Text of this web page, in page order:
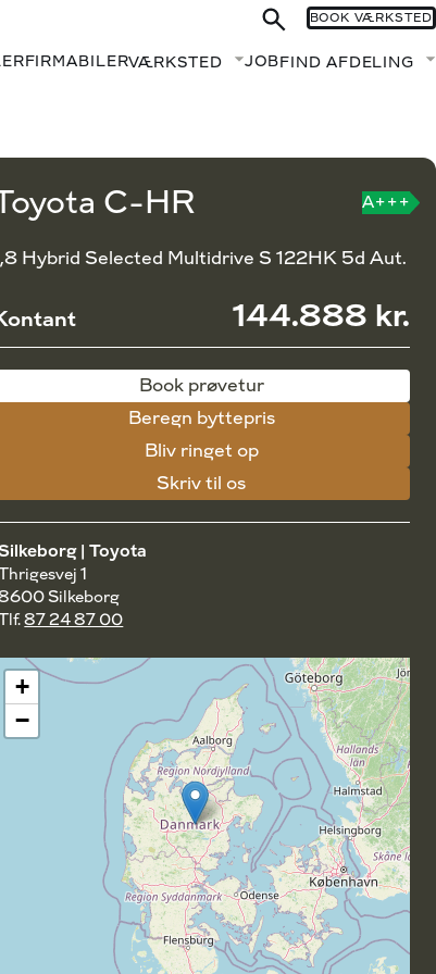
FIRMABILERVÆRKSTED Fold undermenu ud
JOB FIND AFDELING
BOOK VÆRKSTED
C-HR
Hybrid Selected Multidrive S 122HK 5d Aut.
A+++
144.888 kr.
Book prøvetur
Beregn byttepris
Bliv ringet op
Skriv til os
| Toyota
1
Silkeborg
87 24 87 00